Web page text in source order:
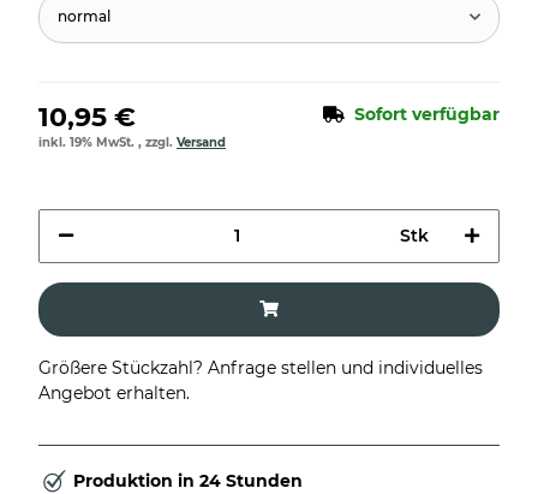
normal
10,95 € Sofort verfügbar
inkl. 19% MwSt. , zzgl. Versand
Stk
Größere Stückzahl? Anfrage stellen und individuelles
Angebot erhalten.
Produktion in 24 Stunden